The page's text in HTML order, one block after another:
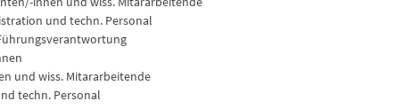
und techn. Personal
und wiss. Mitararbeitende
techn. Personal